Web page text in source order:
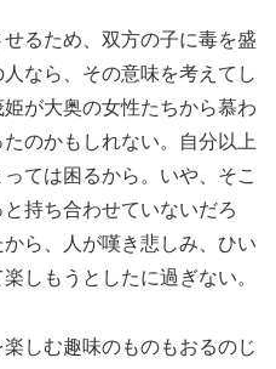
るため、双方の子に毒を盛
なら、その意味を考えてし
が大奥の女性たちから慕わ
のかもしれない。自分以上
ては困るから。いや、そこ
持ち合わせていないだろ
ら、人が嘆き悲しみ、ひい
しもうとしたに過ぎない。
しむ趣味のものもおるのじ